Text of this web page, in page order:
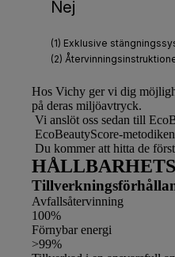
Hos Vichy ger vi dig
på deras miljöavtryck.
Vi anslöt oss sedan till
EcoBeautyScore-
Du kommer att hitta de
Avfallsåtervinning
100%
Förnybar energi
>99%